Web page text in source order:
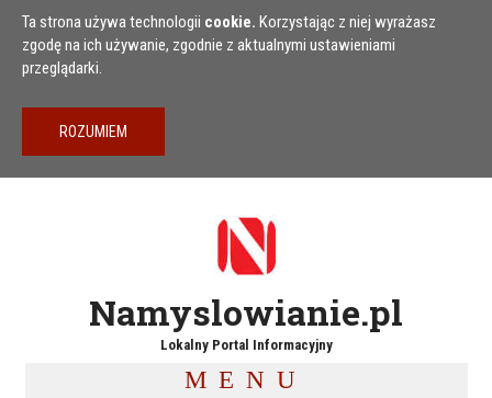
Przejdź do treści
Ta strona używa technologii cookie. Korzystając z niej wyrażasz
zgodę na ich używanie, zgodnie z aktualnymi ustawieniami
przeglądarki.
Namyslowianie.pl
Lokalny Portal Informacyjny
MENU